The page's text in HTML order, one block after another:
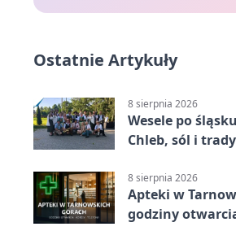
Ostatnie Artykuły
8 sierpnia 2026
Wesele po
Chleb, sól i
8 sierpnia 2026
Apteki w
godziny